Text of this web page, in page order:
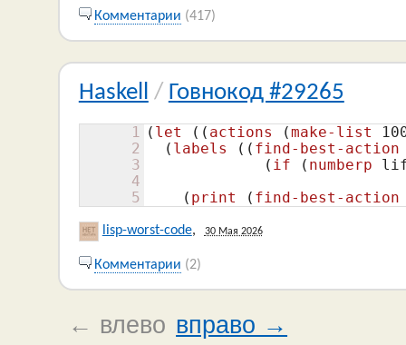
Комментарии (417)
Haskell / Говнокод #29265
1
2
3
4
5
( let ( ( actions (make-list
( labels ( ( find-best-action
( if ( numberp
( print ( find-best-action
lisp-worst-code, 30 Мая 2026
Комментарии (2)
← влево вправо →